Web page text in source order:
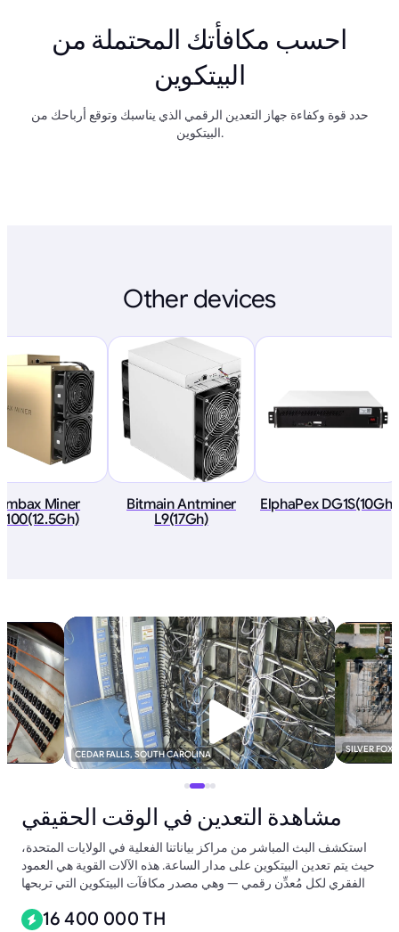
احسب مكافأتك المحتملة من
البيتكوين
حدد قوة وكفاءة جهاز التعدين الرقمي الذي يناسبك وتوقع أرباحك من
البيتكوين.
Other devices
Miner
Bitmain Antminer
L9(17Gh)
ElphaPex DG1S(10Gh)
CEDAR FALLS, SOUTH CAROLINA SILVER FOX
مشاهدة التعدين في الوقت الحقيقي
استكشف البث المباشر من مراكز بياناتنا الفعلية في الولايات المتحدة،
حيث يتم تعدين البيتكوين على مدار الساعة. هذه الآلات القوية هي العمود
الفقري لكل مُعدِّن رقمي — وهي مصدر مكافآت البيتكوين التي تربحها
16 400 000 TH